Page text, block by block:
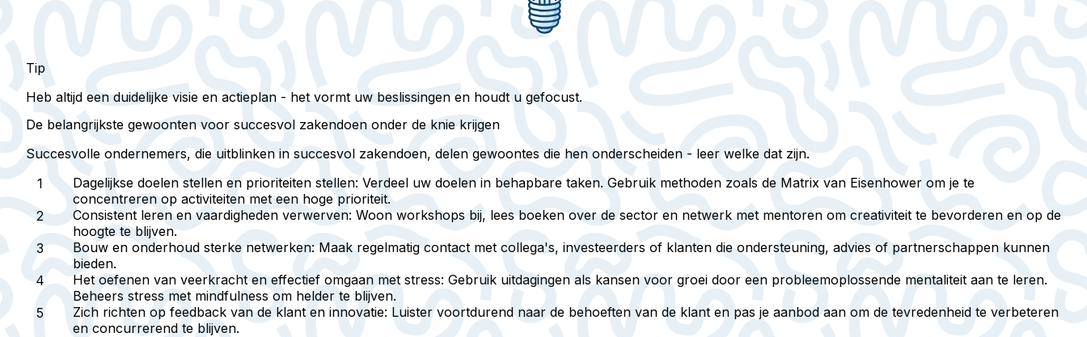
Tip
Heb altijd een duidelijke visie en actieplan - het vormt uw beslissingen en houdt u gefocust.
De belangrijkste gewoonten voor succesvol zakendoen onder de knie krijgen
Succesvolle ondernemers, die uitblinken in succesvol zakendoen, delen gewoontes die hen onderscheiden - leer welke dat zijn.
Dagelijkse doelen stellen en prioriteiten stellen: Verdeel uw doelen in behapbare taken. Gebruik methoden zoals de Matrix van Eisenhower om je te
concentreren op activiteiten met een hoge prioriteit.
Consistent leren en vaardigheden verwerven: Woon workshops bij, lees boeken over de sector en netwerk met mentoren om creativiteit te bevorderen en op de
hoogte te blijven.
Bouw en onderhoud sterke netwerken: Maak regelmatig contact met collega's, investeerders of klanten die ondersteuning, advies of partnerschappen kunnen
bieden.
Het oefenen van veerkracht en effectief omgaan met stress: Gebruik uitdagingen als kansen voor groei door een probleemoplossende mentaliteit aan te leren.
Beheers stress met mindfulness om helder te blijven.
Zich richten op feedback van de klant en innovatie: Luister voortdurend naar de behoeften van de klant en pas je aanbod aan om de tevredenheid te verbeteren
en concurrerend te blijven.